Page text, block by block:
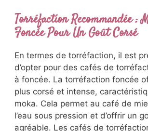
Torréfaction Recommandée :
Foncée Pour Un Goût Corsé
En termes de torréfaction, il est
d’opter pour des cafés de
à foncée. La torréfaction foncée
plus corsé et intense,
moka. Cela permet au café de
l’eau sous pression et d’offrir un
agréable. Les cafés de